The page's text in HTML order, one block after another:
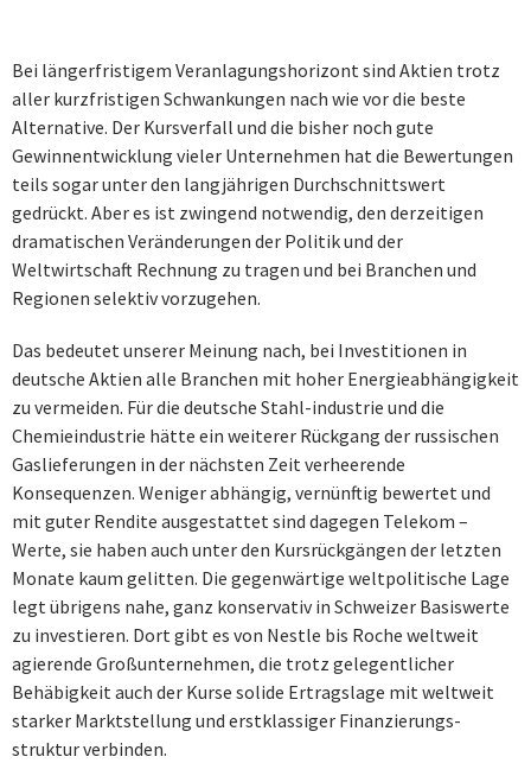
Bei längerfristigem Veranlagungshorizont sind Aktien trotz
aller kurzfristigen Schwankungen nach wie vor die beste
Alternative. Der Kursverfall und die bisher noch gute
Gewinnentwicklung vieler Unternehmen hat die Bewertungen
teils sogar unter den langjährigen Durchschnittswert
gedrückt. Aber es ist zwingend notwendig, den derzeitigen
dramatischen Veränderungen der Politik und der
Weltwirtschaft Rechnung zu tragen und bei Branchen und
Regionen selektiv vorzugehen.
Das bedeutet unserer Meinung nach, bei Investitionen in
deutsche Aktien alle Branchen mit hoher Energieabhängigkeit
zu vermeiden. Für die deutsche Stahl-industrie und die
Chemieindustrie hätte ein weiterer Rückgang der russischen
Gaslieferungen in der nächsten Zeit verheerende
Konsequenzen. Weniger abhängig, vernünftig bewertet und
mit guter Rendite ausgestattet sind dagegen Telekom –
Werte, sie haben auch unter den Kursrückgängen der letzten
Monate kaum gelitten. Die gegenwärtige weltpolitische Lage
legt übrigens nahe, ganz konservativ in Schweizer Basiswerte
zu investieren. Dort gibt es von Nestle bis Roche weltweit
agierende Großunternehmen, die trotz gelegentlicher
Behäbigkeit auch der Kurse solide Ertragslage mit weltweit
starker Marktstellung und erstklassiger Finanzierungs-
struktur verbinden.